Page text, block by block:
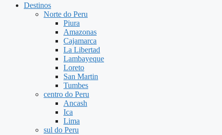
Destinos
Norte do Peru
Piura
Amazonas
Cajamarca
La Libertad
Lambayeque
Loreto
San Martin
Tumbes
centro do Peru
Ancash
Ica
Lima
sul do Peru